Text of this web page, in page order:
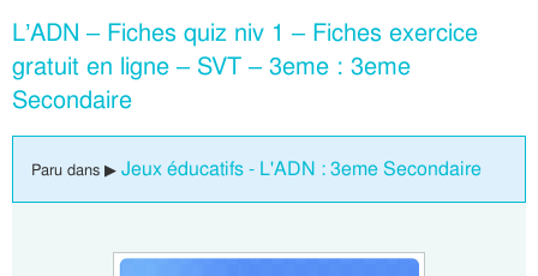
L’ADN – Fiches quiz niv 1 – Fiches exercice
gratuit en ligne – SVT – 3eme : 3eme
Secondaire
Paru dans ▶ Jeux éducatifs - L'ADN : 3eme Secondaire